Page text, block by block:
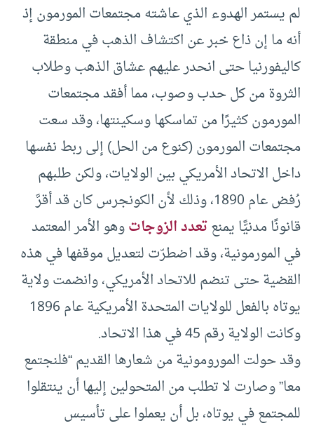
لم يستمر الهدوء الذي عاشته مجتمعات المورمون إذ
أنه ما إن ذاع خبر عن اكتشاف الذهب في منطقة
كاليفورنيا حتى انحدر عليهم عشاق الذهب وطلاب
الثروة من كل حدب وصوب، مما أفقد مجتمعات
المورمون كثيرًا من تماسكها وسكينتها، وقد سعت
مجتمعات المورمون (كنوع من الحل) إلى ربط نفسها
داخل الاتحاد الأمريكي بين الولايات، ولكن طلبهم
رُفض عام 1890، وذلك لأن الكونجرس كان قد أقرَّ
قانونًا مدنيًّا يمنعتعدد الزوجاتوهو الأمر المعتمد
في المورمونية، وقد اضطرّت لتعديل موقفها في هذه
القضية حتى تنضم للاتحاد الأمريكي، وانضمت ولاية
يوتاه بالفعل للولايات المتحدة الأمريكية عام 1896
وكانت الولاية رقم 45 في هذا الاتحاد.
وقد حولت المورومونية من شعارها القديم “فلنجتمع
معا” وصارت لا تطلب من المتحولين إليها أن ينتقلوا
للمجتمع في يوتاه، بل أن يعملوا على تأسيس